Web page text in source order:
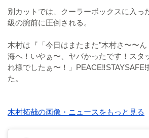
別カットでは、クーラーボックスに入っ
級の腕前に圧倒される。
木村は『「今日はまたまた"木村さ〜〜
海へ！いやぁ〜、ヤバかったです！スタ
れ様でしたぁ〜！」⁡
た。
木村拓哉の画像・ニュースをもっと見る